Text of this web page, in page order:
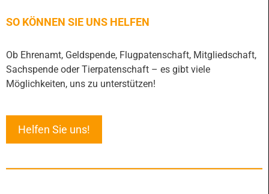
SO KÖNNEN SIE UNS HELFEN
Ob Ehrenamt, Geldspende, Flugpatenschaft, Mitgliedschaft,
Sachspende oder Tierpatenschaft – es gibt viele
Möglichkeiten, uns zu unterstützen!
Helfen Sie uns!